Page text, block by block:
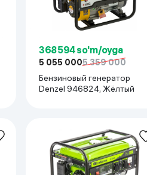
368 594 so'm/oyga
5 055 0005 359 000
Бензиновый генератор
Denzel 946824, Жёлтый